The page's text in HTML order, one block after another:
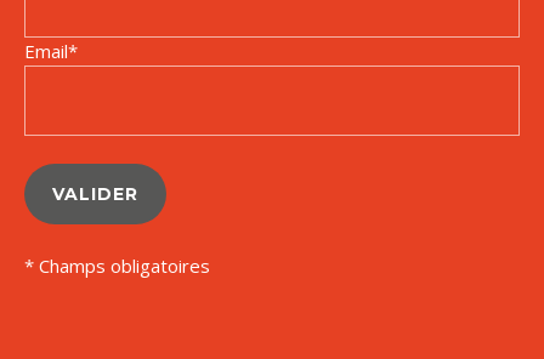
Email*
VALIDER
* Champs obligatoires